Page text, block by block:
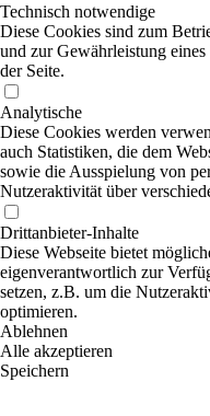
Technisch notwendige
Diese Cookies sind zum
und zur Gewährleistung
der Seite.
Analytische
Diese Cookies werden
auch Statistiken, die dem
sowie die Ausspielung von
Nutzeraktivität über
Drittanbieter-Inhalte
Diese Webseite bietet
eigenverantwortlich zur
setzen, z.B. um die
optimieren.
Ablehnen
Alle akzeptieren
Speichern